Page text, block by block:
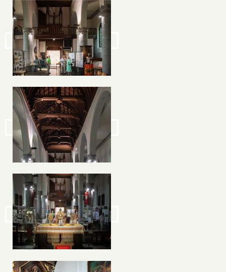
Image
Image
Image
Image